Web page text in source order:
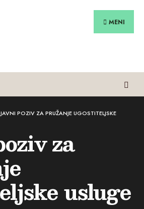
MENI
JAVNI POZIV ZA PRUŽANJE UGOSTITELJSKE
za
usluge